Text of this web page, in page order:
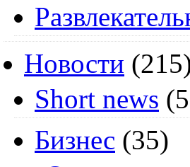
Новости
Short news
Бизнес (35)